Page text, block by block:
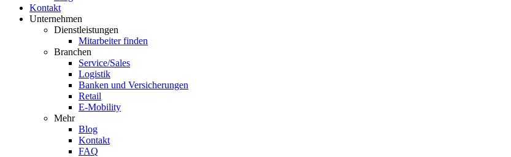
Kontakt
Unternehmen
Dienstleistungen
Mitarbeiter finden
Branchen
Service/Sales
Logistik
Banken und Versicherungen
Retail
E-Mobility
Mehr
Blog
Kontakt
FAQ